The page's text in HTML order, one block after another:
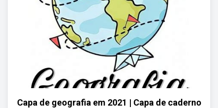
Capa de geografia em 2021 | Capa de caderno